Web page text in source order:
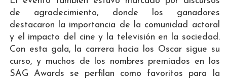
de agradecimiento, donde los ganadores
destacaron la importancia de la comunidad actoral
y el impacto del cine y la televisión en la sociedad.
Con esta gala, la carrera hacia los Oscar sigue su
curso, y muchos de los nombres premiados en los
SAG Awards se perfilan como favoritos para la